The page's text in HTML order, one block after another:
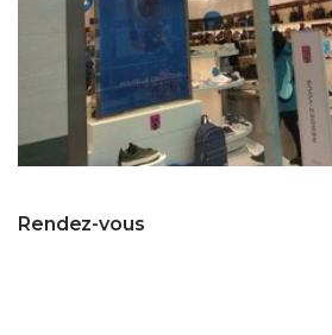
Rendez-vous